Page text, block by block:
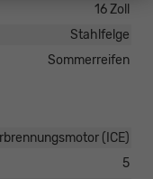
16 Zoll
Stahlfelge
Sommerreifen
(ICE)
5